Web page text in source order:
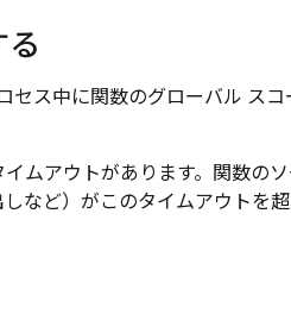
セス中に関数のグローバル スコ
ムアウトがあります。関数のソ
など）がこのタイムアウトを